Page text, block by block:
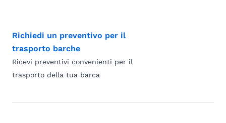
Richiedi un preventivo per il
trasporto barche
Ricevi preventivi convenienti per il
trasporto della tua barca